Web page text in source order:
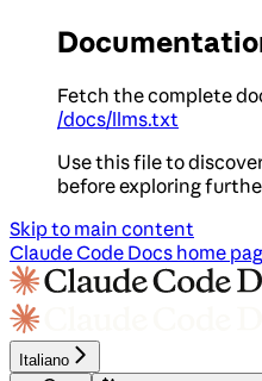
Fetch the complete
/docs/llms.txt
Use this file to
before exploring
Skip to main content
Claude Code Docs home
Italiano